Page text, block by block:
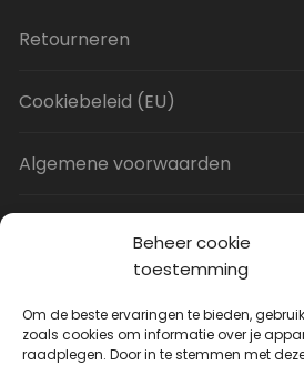
Beheer cookie
toestemming
Om de beste ervaringen te bieden,
zoals cookies om informatie over je
raadplegen. Door in te stemmen met
Retourneren
Cookiebeleid (EU)
Algemene voorwaarden